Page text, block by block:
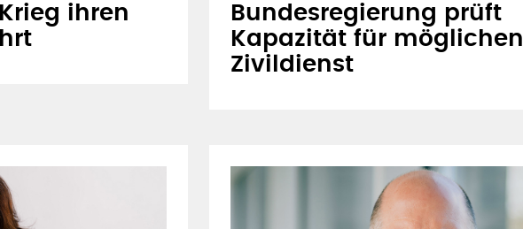
ihren
Bundesregierung prüft
Kapazität für möglichen
Zivildienst